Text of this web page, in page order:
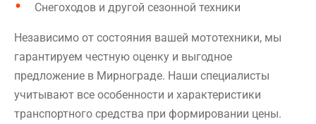
Снегоходов и другой сезонной техники
Независимо от состояния вашей мототехники, мы
гарантируем честную оценку и выгодное
предложение в Мирнограде. Наши специалисты
учитывают все особенности и характеристики
транспортного средства при формировании цены.